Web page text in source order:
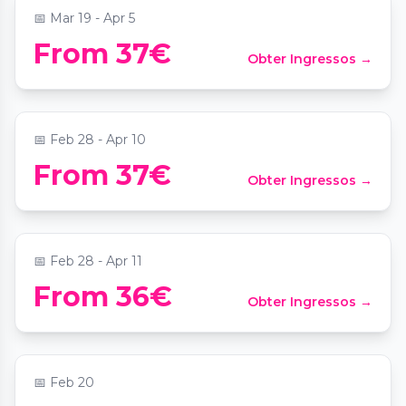
📅 Mar 19 - Apr 5
From 37€ Obter Ingressos →
Candlelight : hommage à U2
📍Institut National Des Jeunes Aveugles
📅 Feb 28 - Apr 10
From 37€ Obter Ingressos →
hop
📍Institut National Des Jeunes Aveugles
📅 Feb 28 - Apr 11
From 36€ Obter Ingressos →
Floyd
📍Tour Eiffel
📅 Feb 20